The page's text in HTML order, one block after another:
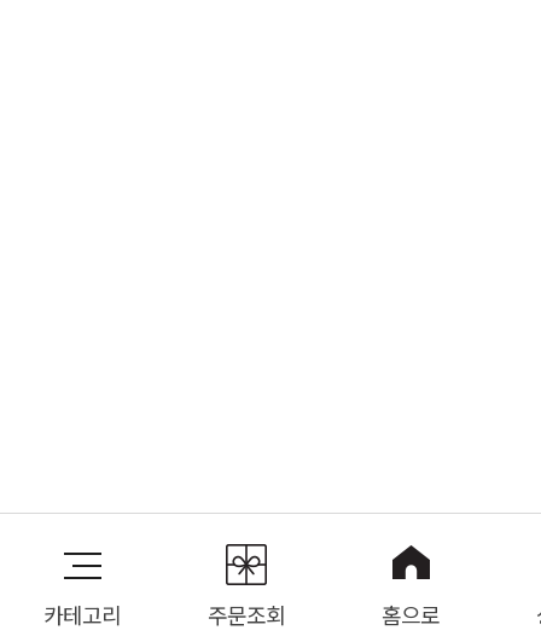
카테고리 주문조회 홈으로